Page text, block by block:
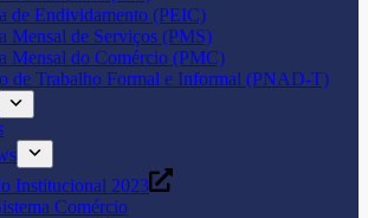
de Endividamento (PEIC)
Mensal de Serviços (PMS)
Mensal do Comércio (PMC)
de Trabalho Formal e Informal (PNAD-T)
Institucional 2023
Comércio